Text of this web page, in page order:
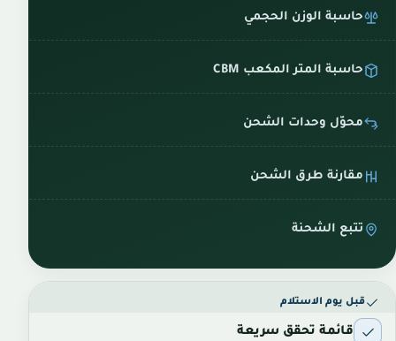
حاسبة الوزن الحجمي
حاسبة المتر المكعب CBM
محوّل وحدات الشحن
مقارنة طرق الشحن
تتبع الشحنة
قبل يوم الاستلام
قائمة تحقق سريعة